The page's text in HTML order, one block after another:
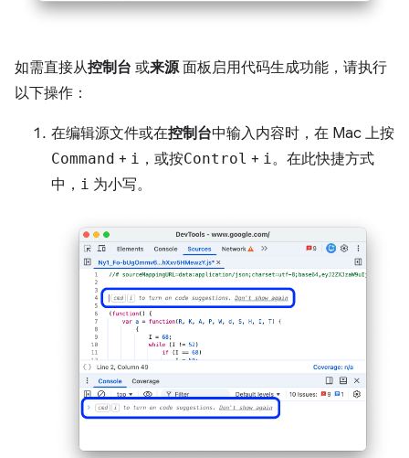
如需直接从控制台 或来源面板启用代码生成功能，请执行
以下操作：
在编辑源文件或在控制台中输入内容时，在 Mac 上按
Command + i ，或按Control + i。在此快捷方式
中， i 为小写。